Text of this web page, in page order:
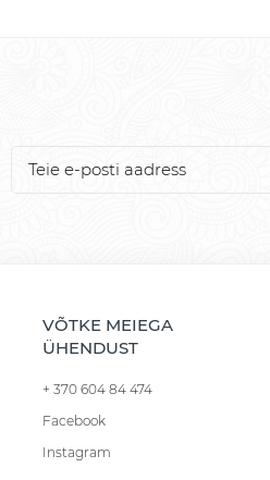
VÕTKE MEIEGA
ÜHENDUST
+ 370 604 84 474
Facebook
Instagram